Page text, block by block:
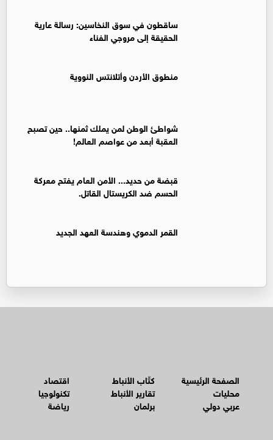
ساقطون في سوق النخاسين: رسالة عارية
الحقيقة إلى مروجي الفناء
منطوق الأردن وأتلانتس النووية
شواطئ الوطن لمن يملك ثمنها.. حين تصبح
العقبة أبعد من عواصم العالم!
قبضة من حديد... الأمن العام يفتح معركة
الحسم ضد الكريستال القاتل.
القمر الدموي وهندسة العهد الجديد
الصفحة الرئيسية
محليات
عربي دولي
كتّاب الأنباط
تقارير الأنباط
برلمان
اقتصاد
تكنولوجيا
رياضة